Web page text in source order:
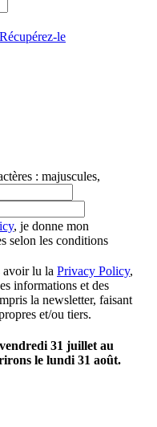
le
: majuscules,
, je donne mon
selon les conditions
avoir lu la Privacy Policy,
informations et des
la newsletter, faisant
et/ou tiers.
31 juillet au
le lundi 31 août.